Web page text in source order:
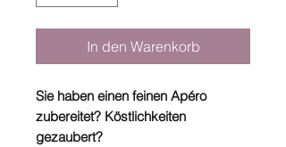
In den Warenkorb
Sie haben einen feinen Apéro
zubereitet? Köstlichkeiten
gezaubert?